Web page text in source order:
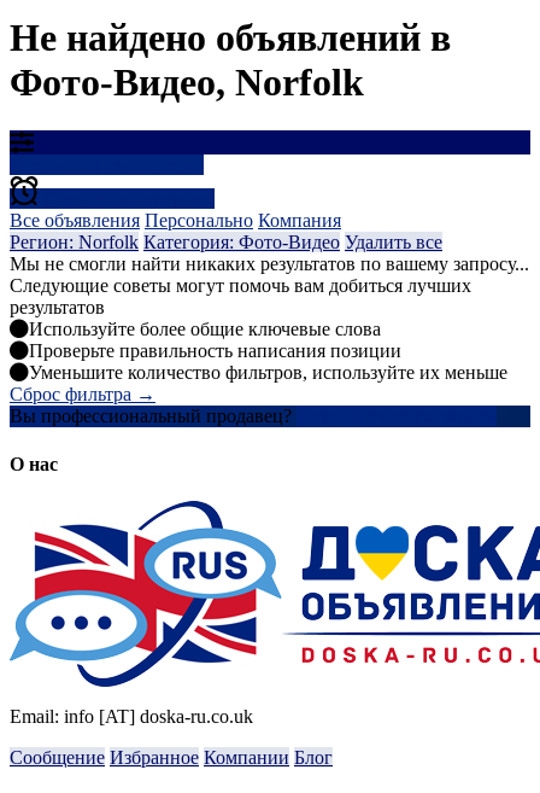
Не найдено объявлений в
Фото-Видео, Norfolk
Все объявления Персонально Компания
Регион: Norfolk Категория: Фото-Видео Удалить все
Мы не смогли найти никаких результатов по вашему запросу...
Следующие советы могут помочь вам добиться лучших
результатов
Используйте более общие ключевые слова
Проверьте правильность написания позиции
Уменьшите количество фильтров, используйте их меньше
Сброс фильтра →
Вы профессиональный продавец?
О нас
Email: info [AT] doska-ru.co.uk
Сообщение Избранное Компании Блог